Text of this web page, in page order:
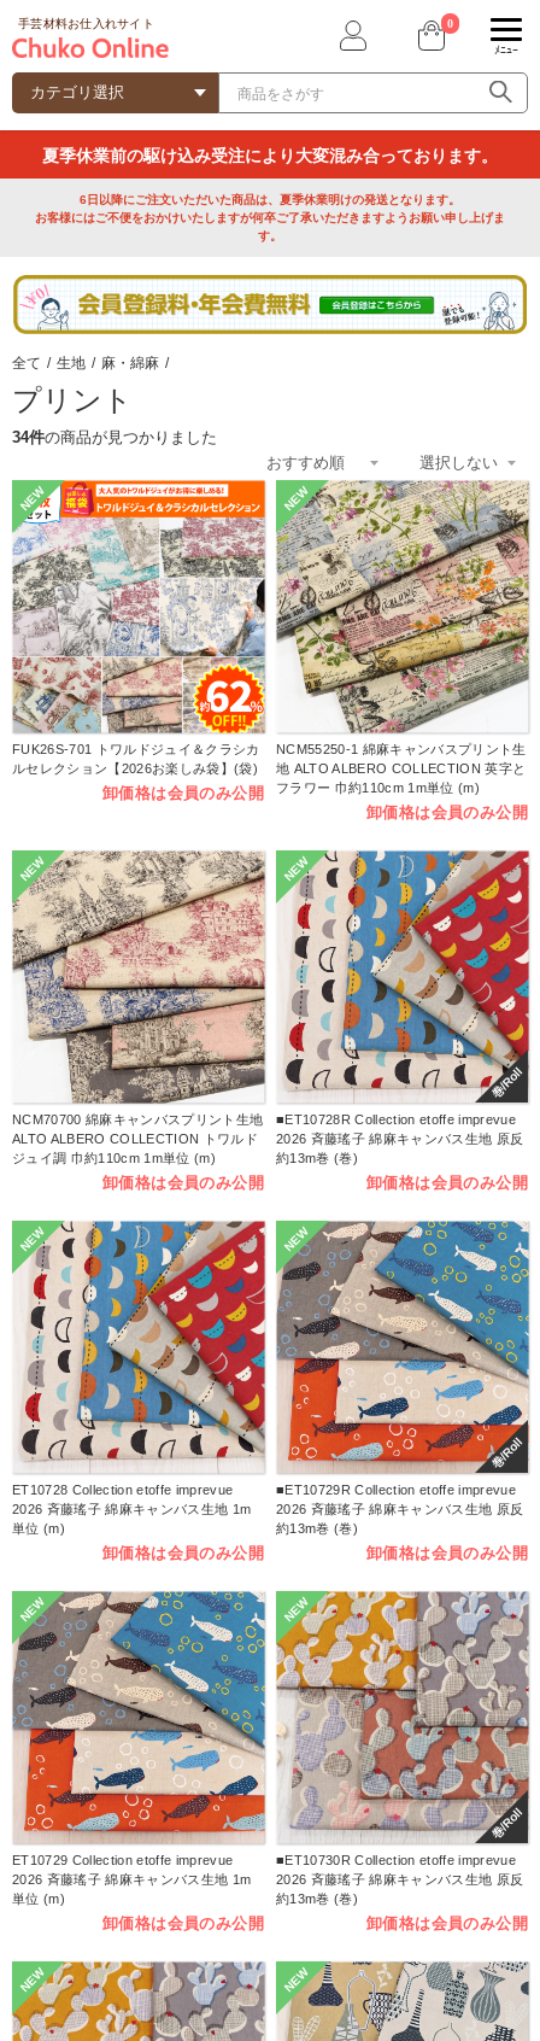
手芸材料お仕入れサイト 0
ﾒﾆｭｰ
夏季休業前の駆け込み受注により大変混み合っております。
6日以降にご注文いただいた商品は、夏季休業明けの発送となります。
お客様にはご不便をおかけいたしますが何卒ご了承いただきますようお願い申し上げま
す。
全て / 生地 / 麻・綿麻 /
プリント
34件の商品が見つかりました
NEW
FUK26S-701 トワルドジュイ＆クラシカ
ルセレクション【2026お楽しみ袋】(袋)
卸価格は会員のみ公開
NEW
NCM55250-1 綿麻キャンバスプリント生
地 ALTO ALBERO COLLECTION 英字と
フラワー 巾約110cm 1m単位 (m)
卸価格は会員のみ公開
NEW
NCM70700 綿麻キャンバスプリント生地
ALTO ALBERO COLLECTION トワルド
ジュイ調 巾約110cm 1m単位 (m)
卸価格は会員のみ公開
NEW
巻/Roll
■ET10728R Collection etoffe imprevue
2026 斉藤瑤子 綿麻キャンバス生地 原反
約13m巻 (巻)
卸価格は会員のみ公開
NEW
ET10728 Collection etoffe imprevue
2026 斉藤瑤子 綿麻キャンバス生地 1m
単位 (m)
卸価格は会員のみ公開
NEW
巻/Roll
■ET10729R Collection etoffe imprevue
2026 斉藤瑤子 綿麻キャンバス生地 原反
約13m巻 (巻)
卸価格は会員のみ公開
NEW
ET10729 Collection etoffe imprevue
2026 斉藤瑤子 綿麻キャンバス生地 1m
単位 (m)
卸価格は会員のみ公開
NEW
巻/Roll
■ET10730R Collection etoffe imprevue
2026 斉藤瑤子 綿麻キャンバス生地 原反
約13m巻 (巻)
卸価格は会員のみ公開
NEW NEW